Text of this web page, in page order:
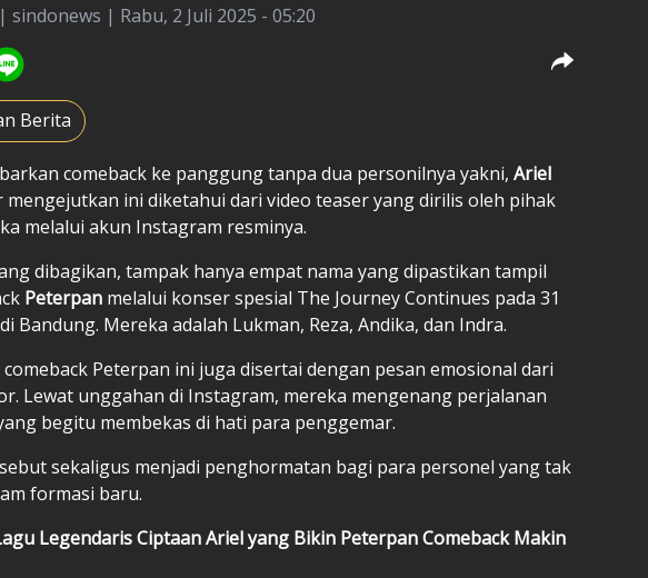
| sindonews | Rabu, 2 Juli 2025 - 05:20
Berita
comeback ke panggung tanpa dua personilnya yakni, Ariel
mengejutkan ini diketahui dari video teaser yang dirilis oleh pihak
melalui akun Instagram resminya.
dibagikan, tampak hanya empat nama yang dipastikan tampil
Peterpan melalui konser spesial The Journey Continues pada 31
Bandung. Mereka adalah Lukman, Reza, Andika, dan Indra.
Peterpan ini juga disertai dengan pesan emosional dari
Lewat unggahan di Instagram, mereka mengenang perjalanan
begitu membekas di hati para penggemar.
sekaligus menjadi penghormatan bagi para personel yang tak
formasi baru.
Legendaris Ciptaan Ariel yang Bikin Peterpan Comeback Makin